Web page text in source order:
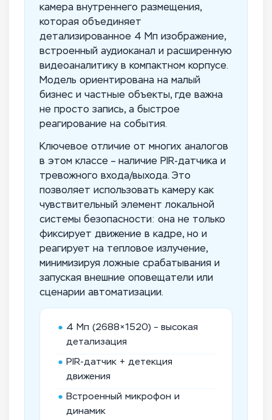
камера внутреннего размещения,
которая объединяет
детализированное 4 Мп изображение,
встроенный аудиоканал и расширенную
видеоаналитику в компактном корпусе.
Модель ориентирована на малый
бизнес и частные объекты, где важна
не просто запись, а быстрое
реагирование на события.
Ключевое отличие от многих аналогов
в этом классе – наличие PIR-датчика и
тревожного входа/выхода. Это
позволяет использовать камеру как
чувствительный элемент локальной
системы безопасности: она не только
фиксирует движение в кадре, но и
реагирует на тепловое излучение,
минимизируя ложные срабатывания и
запуская внешние оповещатели или
сценарии автоматизации.
● 4 Мп (2688×1520) – высокая
детализация
● PIR-датчик + детекция
движения
● Встроенный микрофон и
динамик